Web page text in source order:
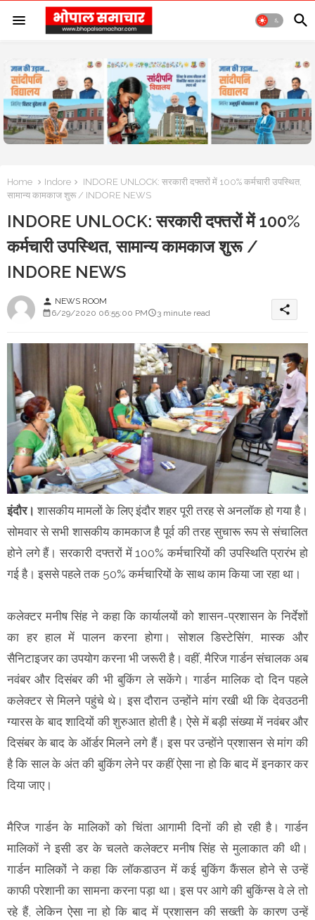
Home Indore
INDORE UNLOCK: सरकारी दफ्तरों में 100% कर्मचारी उपस्थित,
सामान्य कामकाज शुरू / INDORE NEWS
INDORE UNLOCK: सरकारी दफ्तरों में 100%
कर्मचारी उपस्थित, सामान्य कामकाज शुरू /
INDORE NEWS
person NEWS ROOM
6/29/2020 06:55:00 PM
3 minute read share
इंदौर। शासकीय मामलों के लिए इंदौर शहर पूरी तरह से अनलॉक हो गया है।
सोमवार से सभी शासकीय कामकाज है पूर्व की तरह सुचारू रूप से संचालित
होने लगे हैं। सरकारी दफ्तरों में 100% कर्मचारियों की उपस्थिति प्रारंभ हो
गई है। इससे पहले तक 50% कर्मचारियों के साथ काम किया जा रहा था।
कलेक्टर मनीष सिंह ने कहा कि कार्यालयों को शासन-प्रशासन के निर्देशों
का हर हाल में पालन करना होगा। सोशल डिस्टेसिंग, मास्क और
सैनिटाइजर का उपयोग करना भी जरूरी है। वहीं, मैरिज गार्डन संचालक अब
नवंबर और दिसंबर की भी बुकिंग ले सकेंगे। गार्डन मालिक दो दिन पहले
कलेक्टर से मिलने पहुंचे थे। इस दौरान उन्होंने मांग रखी थी कि देवउठनी
ग्यारस के बाद शादियों की शुरुआत होती है। ऐसे में बड़ी संख्या में नवंबर और
दिसंबर के बाद के ऑर्डर मिलने लगे हैं। इस पर उन्हाेंने प्रशासन से मांग की
है कि साल के अंत की बुकिंग लेने पर कहीं ऐसा ना हो कि बाद में इनकार कर
दिया जाए।
मैरिज गार्डन के मालिकों को चिंता आगामी दिनाें की हो रही है। गार्डन
मालिकाें ने इसी डर के चलते कलेक्टर मनीष सिंह से मुलाकात की थी।
गार्डन मालिकों ने कहा कि लॉकडाउन में कई बुकिंग कैंसल होने से उन्हें
काफी परेशानी का सामना करना पड़ा था। इस पर आगे की बुकिंग्स वे ले तो
रहे हैं, लेकिन ऐसा ना हो कि बाद में प्रशासन की सख्ती के कारण उन्हें